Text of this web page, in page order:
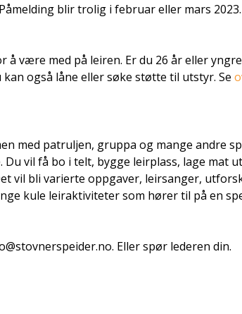
blir trolig i februar eller mars 2023.
være med på leiren. Er du 26 år eller
også låne eller søke støtte til utstyr. Se
med patruljen, gruppa og mange andre
vil få bo i telt, bygge leirplass, lage mat
vil bli varierte oppgaver, leirsanger,
kule leiraktiviteter som hører til på en
Eller spør lederen din.